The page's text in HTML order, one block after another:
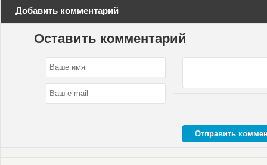
Добавить комментарий
Оставить комментарий
Отправить